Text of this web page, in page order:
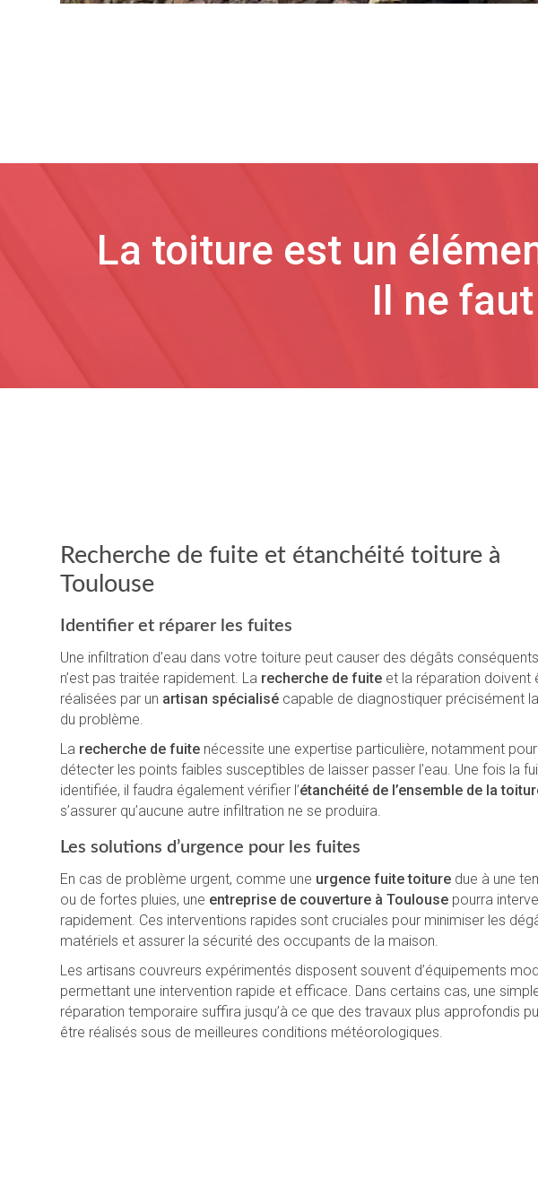
La toiture est un
Il ne
Recherche de fuite et étanchéité toiture à
Toulouse
Identifier et réparer les fuites
Une infiltration d’eau dans votre toiture peut causer des dégâts
n’est pas traitée rapidement. La recherche de fuite et la réparation doivent
réalisées par un artisan spécialisé capable de diagnostiquer précisément
du problème.
La recherche de fuite nécessite une expertise particulière, notamment pour
détecter les points faibles susceptibles de laisser passer l’eau. Une fois la
identifiée, il faudra également vérifier l’étanchéité de l’ensemble de la
s’assurer qu’aucune autre infiltration ne se produira.
Les solutions d’urgence pour les fuites
En cas de problème urgent, comme une urgence fuite toiture due à une
ou de fortes pluies, une entreprise de couverture à Toulouse pourra
rapidement. Ces interventions rapides sont cruciales pour minimiser les
matériels et assurer la sécurité des occupants de la maison.
Les artisans couvreurs expérimentés disposent souvent d’équipements
permettant une intervention rapide et efficace. Dans certains cas, une
réparation temporaire suffira jusqu’à ce que des travaux plus approfondis
être réalisés sous de meilleures conditions météorologiques.